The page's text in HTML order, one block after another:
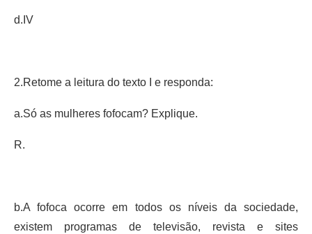
d.IV
2.Retome a leitura do texto I e responda:
a.Só as mulheres fofocam? Explique.
R.
b.A fofoca ocorre em todos os níveis da sociedade,
existem programas de televisão, revista e sites